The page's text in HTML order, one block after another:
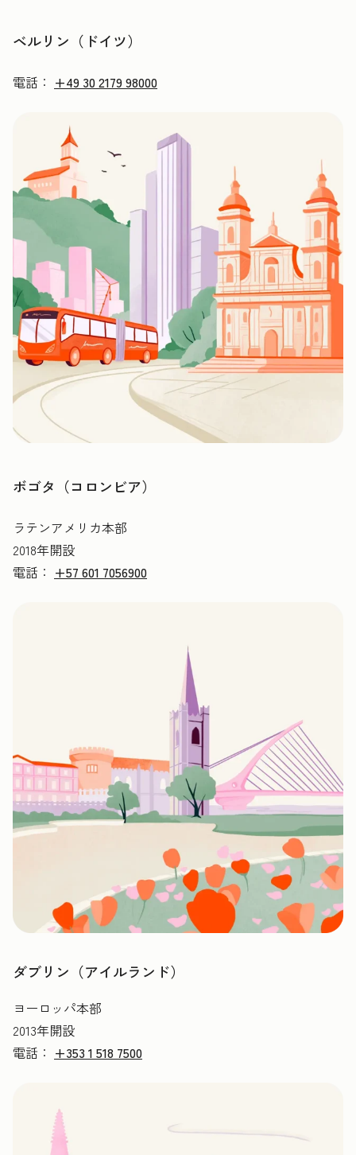
ベルリン（ドイツ）
電話： +49 30 2179 98000
ボゴタ（コロンビア）
ラテンアメリカ本部
2018年開設
電話： +57 601 7056900
ダブリン（アイルランド）
ヨーロッパ本部
2013年開設
電話： +353 1 518 7500